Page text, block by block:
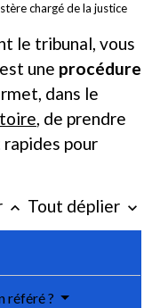
chargé de la justice
le tribunal, vous
une procédure
dans le
, de prendre
pour
keyboard_arrow_up Tout déplier keyboard_arrow_down
référé ?